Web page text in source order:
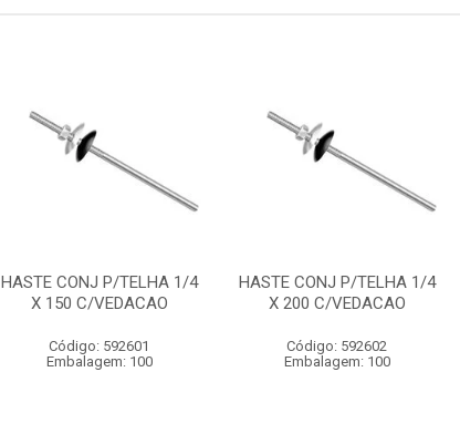
HASTE CONJ P/TELHA 1/4
X 150 C/VEDACAO
Código: 592601
Embalagem: 100
HASTE CONJ P/TELHA 1/4
X 200 C/VEDACAO
Código: 592602
Embalagem: 100